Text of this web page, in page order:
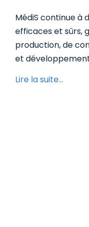
MédiS continue à
efficaces et sûrs,
production, de
et
Lire la suite...